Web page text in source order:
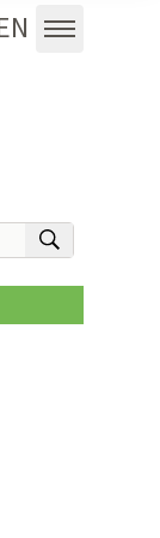
Menü